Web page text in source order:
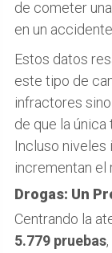
de cometer
en un accidente.
Estos datos
este tipo de
infractores
de que la única
Incluso
incrementan el
Drogas: Un
Centrando la
5.779 pruebas